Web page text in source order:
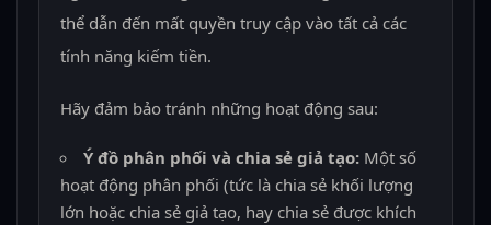
thể dẫn đến mất quyền truy cập vào tất cả các
tính năng kiếm tiền.
Hãy đảm bảo tránh những hoạt động sau:
Ý đồ phân phối và chia sẻ giả tạo: Một số
hoạt động phân phối (tức là chia sẻ khối lượng
lớn hoặc chia sẻ giả tạo, hay chia sẻ được khích